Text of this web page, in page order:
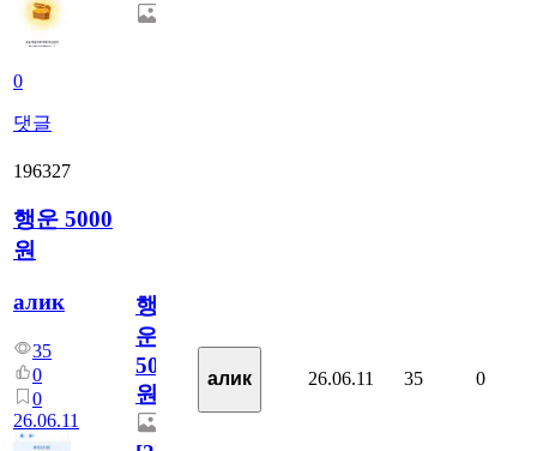
0
댓글
196327
행운 5000
원
алик
35
0
0
26.06.11
행
운
5000
원
алик 26.06.11 35 0